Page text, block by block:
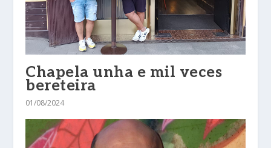
Chapela unha e mil veces
bereteira
01/08/2024